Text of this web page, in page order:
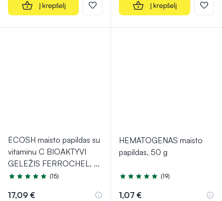
Į krepšelį Į krepšelį
ECOSH maisto papildas su
vitaminu C BIOAKTYVI
GELEŽIS FERROCHEL, ...
Įvertinimas 5.0 iš 5
(15)
17,09 €
HEMATOGENAS maisto
papildas, 50 g
Įvertinimas 4.7 iš 5
(19)
1,07 €